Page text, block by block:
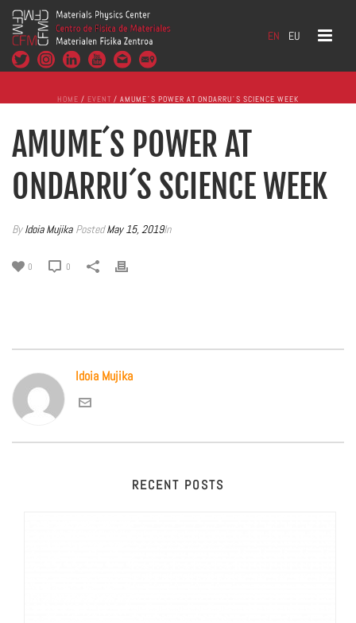
EN EU
HOME / EVENT / AMUME´S POWER AT ONDARRU´S SCIENCE WEEK
AMUME´S POWER AT
ONDARRU´S SCIENCE WEEK
ByIdoia Mujika PostedMay 15, 2019In
0 0
Idoia Mujika
RECENT POSTS